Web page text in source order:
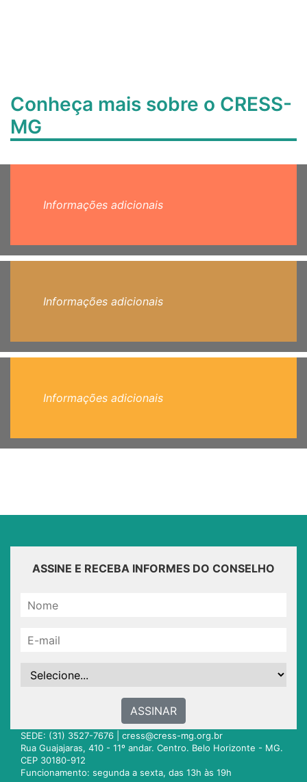
Conheça mais sobre o CRESS-
MG
Informações adicionais
Informações adicionais
Informações adicionais
ASSINE E RECEBA INFORMES DO CONSELHO
ASSINAR
SEDE: (31) 3527-7676 | cress@cress-mg.org.br
Rua Guajajaras, 410 - 11º andar. Centro. Belo Horizonte - MG.
CEP 30180-912
Funcionamento: segunda a sexta, das 13h às 19h